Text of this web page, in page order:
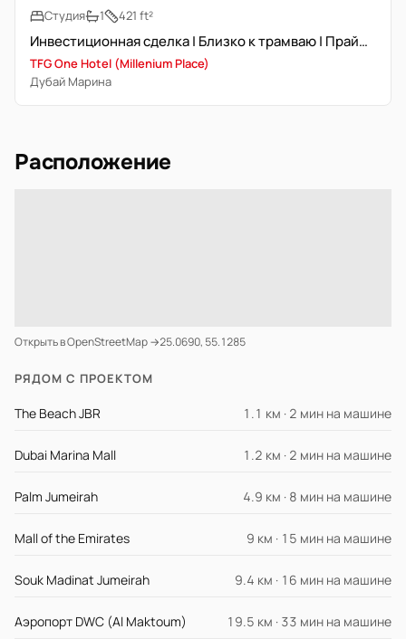
Студия 1 421 ft²
Инвестиционная сделка | Близко к трамваю | Прайм-локация
TFG One Hotel (Millenium Place)
Дубай Марина
Расположение
Открыть в OpenStreetMap →25.0690, 55.1285
РЯДОМ С ПРОЕКТОМ
The Beach JBR 1.1 км · 2 мин на машине
Dubai Marina Mall 1.2 км · 2 мин на машине
Palm Jumeirah 4.9 км · 8 мин на машине
Mall of the Emirates 9 км · 15 мин на машине
Souk Madinat Jumeirah 9.4 км · 16 мин на машине
Аэропорт DWC (Al Maktoum) 19.5 км · 33 мин на машине